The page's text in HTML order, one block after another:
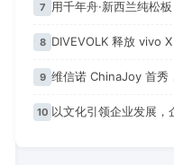
7
8
9
10